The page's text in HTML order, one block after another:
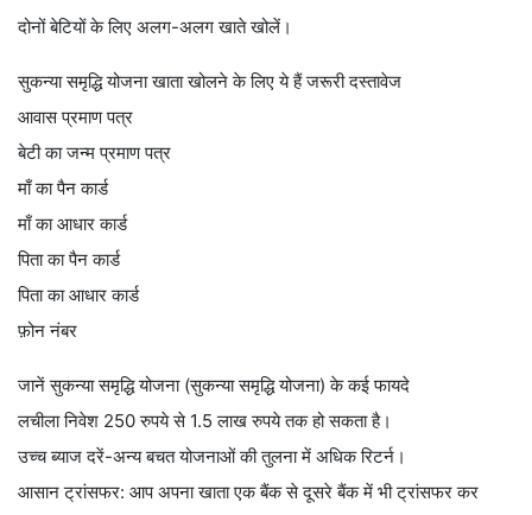
दोनों बेटियों के लिए अलग-अलग खाते खोलें।
सुकन्या समृद्धि योजना खाता खोलने के लिए ये हैं जरूरी दस्तावेज
आवास प्रमाण पत्र
बेटी का जन्म प्रमाण पत्र
माँ का पैन कार्ड
माँ का आधार कार्ड
पिता का पैन कार्ड
पिता का आधार कार्ड
फ़ोन नंबर
जानें सुकन्या समृद्धि योजना (सुकन्या समृद्धि योजना) के कई फायदे
लचीला निवेश 250 रुपये से 1.5 लाख रुपये तक हो सकता है।
उच्च ब्याज दरें-अन्य बचत योजनाओं की तुलना में अधिक रिटर्न।
आसान ट्रांसफर: आप अपना खाता एक बैंक से दूसरे बैंक में भी ट्रांसफर कर